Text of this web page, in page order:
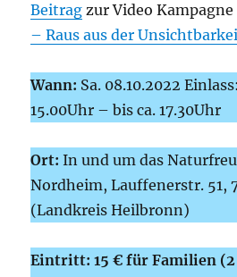
Beitrag zur Video Kampagne
– Raus aus der
Wann: Sa. 08.10.2022
15.00Uhr – bis ca. 17.30Uhr
Ort:In und um das
Nordheim, Lauffenerstr. 51,
(Landkreis Heilbronn)
Eintritt: 15 € für Familien (2